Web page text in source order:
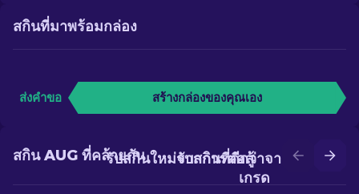
สกินที่มาพร้อมกล่อง
ส่งคำขอ สร้างกล่องของคุณเอง
รับสกินที่ดีกว่าจากการอัป
เกรด
รับสกินใหม่จากการต่อสู้
สกิน AUG ที่คล้ายกัน